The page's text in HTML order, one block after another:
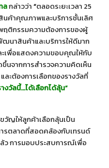
ลกล่าวว่า“ตลอดระยะเวลา 25
นค้าคุณภาพและบริการชั้นเลิศ
ฤติกรรมความต้องการของผู้
นาสินค้าและบริการให้ดีมาก
ะเพื่อแสดงความขอบคุณให้กับ
นจากการสำรวจความคิดเห็น
ะต้องการเลือกของรางวัลที่
างวัลนี้…ได้เลือกได้ลุ้น”
วัญให้ลูกค้าเลือกลุ้นเป็น
รตลาดที่สอดคล้องกับเทรนด์
ว การมอบประสบการณ์เพื่อ